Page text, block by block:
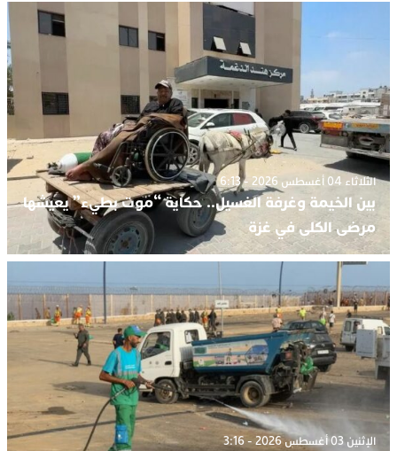
الثلاثاء 04 أغسطس 2026 - 6:13
بين الخيمة وغرفة الغسيل.. حكاية “موت بطيء” يعيشها
مرضى الكلى في غزة
الإثنين 03 أغسطس 2026 - 3:16